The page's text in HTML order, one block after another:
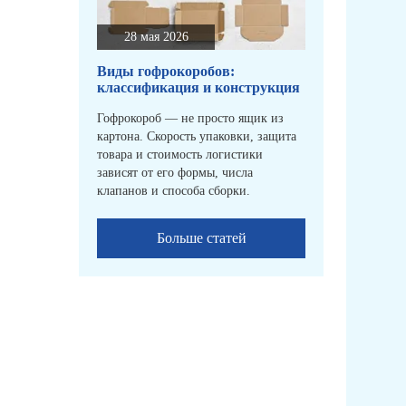
28 мая 2026
Виды гофрокоробов:
классификация и конструкция
Гофрокороб — не просто ящик из
картона. Скорость упаковки, защита
товара и стоимость логистики
зависят от его формы, числа
клапанов и способа сборки.
Больше статей